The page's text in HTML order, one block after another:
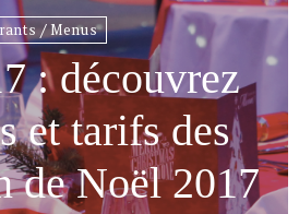
/ Menus
: découvrez
et tarifs des
de Noël 2017